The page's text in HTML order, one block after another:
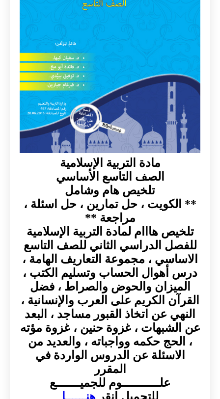
مادة التربية الإسلامية
الصف التاسع الأساسي
تلخيص هام وشامل
** الكويت ، حل تمارين ، حل اسئلة ،
مراجعة **
تلخيص هااام لمادة التربية الإسلامية
للفصل الدراسي الثاني للصف التاسع
الاساسي ، مجموعة التعاريف الهامة ،
درس أهوال الحساب وتسليم الكتب ،
الميزان والحوض والصراط ، فضل
القرآن الكريم على العرب والإنسانية ،
النهي عن اتخاذ القبور مساجد ، البعد
عن الشبهات ، غزوة حنين ، غزوة مؤته
، الحج حكمه وواجباته ، والعديد من
الاسئلة عن الدروس الواردة في
المقرر
علـــــــــــوم للجميـــــــع
للتحميل انقرهنــــــا